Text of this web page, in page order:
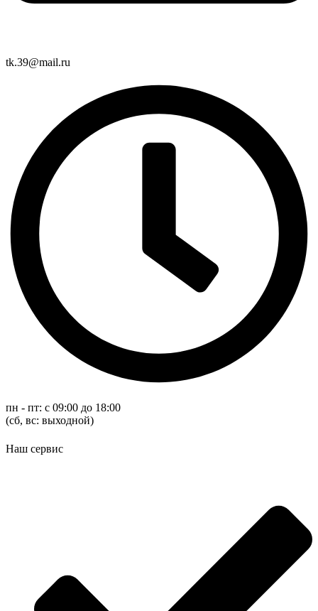
tk.39@mail.ru
пн - пт: с 09:00 до 18:00
(cб, вс: выходной)
Наш сервис